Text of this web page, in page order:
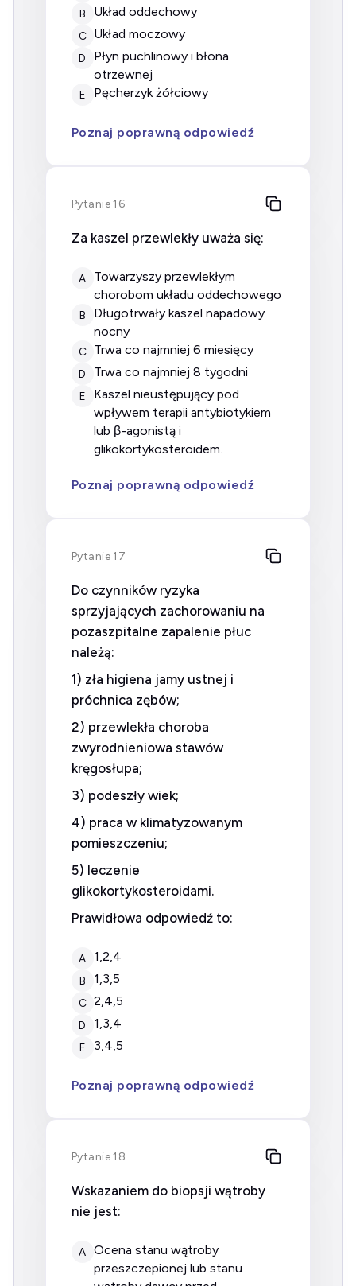
B Układ oddechowy
C Układ moczowy
D
Płyn puchlinowy i błona
otrzewnej
E Pęcherzyk żółciowy
Poznaj poprawną odpowiedź
Pytanie 16
Za kaszel przewlekły uważa się:
A
towarzyszy przewlekłym
chorobom układu oddechowego
B
długotrwały kaszel napadowy
nocny
C trwa co najmniej 6 miesięcy
D trwa co najmniej 8 tygodni
E
kaszel nieustępujący pod
wpływem terapii antybiotykiem
lub β-agonistą i
glikokortykosteroidem.
Poznaj poprawną odpowiedź
Pytanie 17
Do czynników ryzyka
sprzyjających zachorowaniu na
pozaszpitalne zapalenie płuc
należą:
1) zła higiena jamy ustnej i
próchnica zębów;
2) przewlekła choroba
zwyrodnieniowa stawów
kręgosłupa;
3) podeszły wiek;
4) praca w klimatyzowanym
pomieszczeniu;
5) leczenie
glikokortykosteroidami.
Prawidłowa odpowiedź to:
A 1,2,4
B 1,3,5
C 2,4,5
D 1,3,4
E 3,4,5
Poznaj poprawną odpowiedź
Pytanie 18
Wskazaniem do biopsji wątroby
nie jest:
A
ocena stanu wątroby
przeszczepionej lub stanu